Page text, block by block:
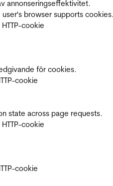
annonseringseffektivitet.
browser supports
HTTP-cookie
för cookies.
cookie
state across page requests.
HTTP-cookie
cookie